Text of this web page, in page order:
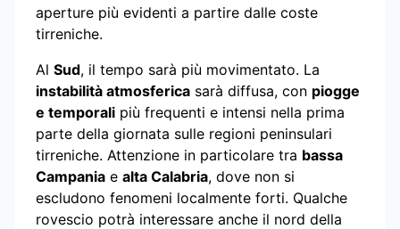
aperture più evidenti a partire dalle coste
tirreniche.
Al Sud, il tempo sarà più movimentato. La
instabilità atmosferica sarà diffusa, con piogge
e temporali più frequenti e intensi nella prima
parte della giornata sulle regioni peninsulari
tirreniche. Attenzione in particolare tra bassa
Campania e alta Calabria, dove non si
escludono fenomeni localmente forti. Qualche
rovescio potrà interessare anche il nord della